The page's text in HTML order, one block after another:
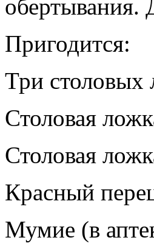
обертывания.
Пригодится:
Три столовых
Столовая
Столовая
Красный
Мумие (в